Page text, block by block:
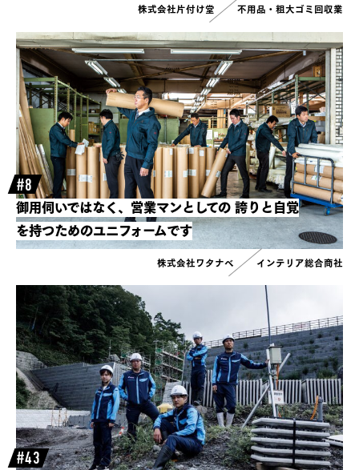
株式会社片付け堂 不用品・粗大ゴミ回収業
#8
御用伺いではなく、営業マンとしての誇りと自覚
を持つためのユニフォームです
株式会社ワタナベ インテリア総合商社
#43